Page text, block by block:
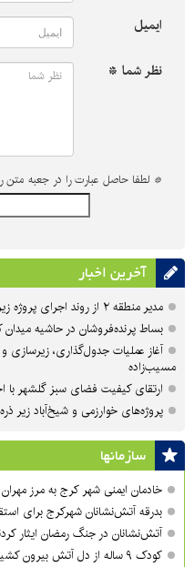
ایمیل
نظر شما *
* لطفا حاصل عبارت را در جعبه متن
آخرین اخبار
مدیر منطقه ۲ از روند اجرای پروژه زیرگذر شیخ‌آباد بازدید کرد
بساط پرنده‌فروشان در حاشیه
آغاز عملیات جدول‌گذاری،
مسیب‌زاده
ارتقای کیفیت فضای سبز گلشهر با
پروژه‌های خوارزمی و شیخ‌آباد زیر
سازمان‎ها
خادمان ایمنی شهر کرج به مرز
بدرقه آتش‌نشانان شهرکرج برای
آتش‌نشانان در جنگ رمضان ایثار
کودک ۹ ساله از دل آتش بیرون کشیده شد